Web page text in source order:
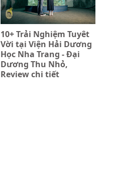
10+ Trải Nghiệm Tuyêt
Vời tại Viện Hải Dương
Học Nha Trang - Đại
Dương Thu Nhỏ,
Review chi tiết